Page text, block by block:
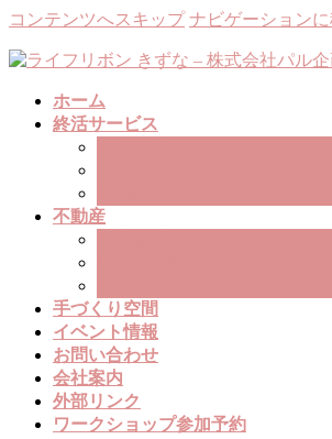
コンテンツへスキップ ナビゲーション
ホーム
終活サービス
不動産
手づくり空間
イベント情報
お問い合わせ
会社案内
外部リンク
ワークショップ参加予約